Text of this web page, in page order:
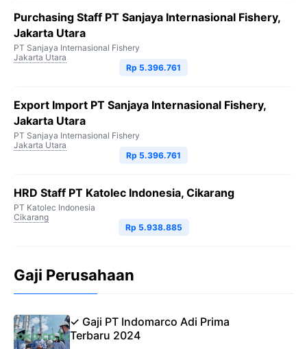
Purchasing Staff PT Sanjaya Internasional Fishery,
Jakarta Utara
PT Sanjaya Internasional Fishery
Jakarta Utara
Rp 5.396.761
Export Import PT Sanjaya Internasional Fishery,
Jakarta Utara
PT Sanjaya Internasional Fishery
Jakarta Utara
Rp 5.396.761
HRD Staff PT Katolec Indonesia, Cikarang
PT Katolec Indonesia
Cikarang
Rp 5.938.885
Gaji Perusahaan
✓ Gaji PT Indomarco Adi Prima
Terbaru 2024